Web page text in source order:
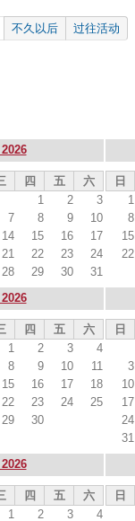
tab)
不久以后 过往活动
四 五
六
1
2
3
7 8 9
10
14 15 16
17
21 22 23
24
28 29 30 31
日
1
8
15
22
四 五
六
1
2 3
4
8 9 10
11
15 16 17
18
22 23 24
25
29 30
日
3
10
17
24
31
四 五
六
1
2 3 4
日